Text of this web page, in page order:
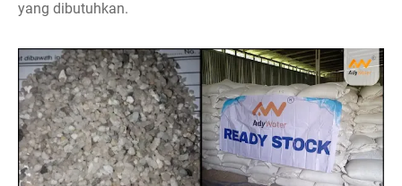
yang dibutuhkan.